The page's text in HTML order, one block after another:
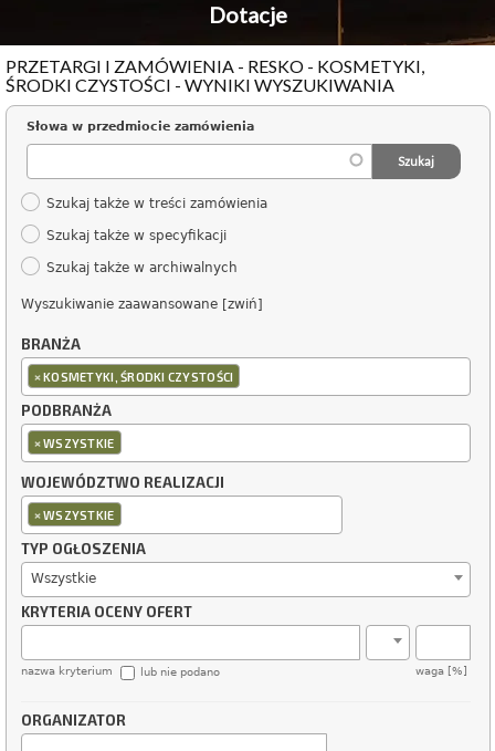
Dotacje
PRZETARGI I ZAMÓWIENIA - RESKO - KOSMETYKI,
ŚRODKI CZYSTOŚCI - WYNIKI WYSZUKIWANIA
Słowa w przedmiocie zamówienia
Szukaj także w treści zamówienia
Szukaj także w specyfikacji
Szukaj także w archiwalnych
Wyszukiwanie zaawansowane [zwiń]
BRANŻA
×KOSMETYKI, ŚRODKI CZYSTOŚCI
PODBRANŻA
×WSZYSTKIE
WOJEWÓDZTWO REALIZACJI
×WSZYSTKIE
TYP OGŁOSZENIA
Wszystkie
KRYTERIA OCENY OFERT
nazwa kryterium waga [%]
lub nie podano
ORGANIZATOR